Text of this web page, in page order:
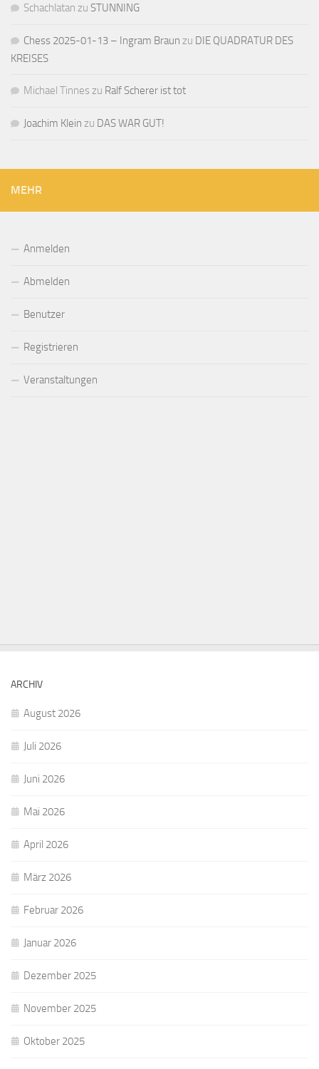
Schachlatan zu STUNNING
Chess 2025-01-13 – Ingram Braun zu DIE QUADRATUR DES
KREISES
Michael Tinnes zu Ralf Scherer ist tot
Joachim Klein zu DAS WAR GUT!
MEHR
Anmelden
Abmelden
Benutzer
Registrieren
Veranstaltungen
ARCHIV
August 2026
Juli 2026
Juni 2026
Mai 2026
April 2026
März 2026
Februar 2026
Januar 2026
Dezember 2025
November 2025
Oktober 2025